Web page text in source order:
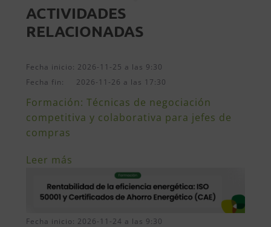
ACTIVIDADES
RELACIONADAS
Fecha inicio: 2026-11-25 a las 9:30
Fecha fin: 2026-11-26 a las 17:30
Formación: Técnicas de negociación
competitiva y colaborativa para jefes de
compras
Leer más
Fecha inicio: 2026-11-24 a las 9:30